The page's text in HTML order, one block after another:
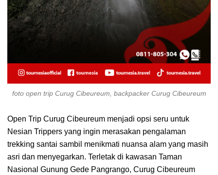
foto open trip Curug Cibeureum, backpacker Curug Cibeureum
Open Trip Curug Cibeureum menjadi opsi seru untuk
Nesian Trippers yang ingin merasakan pengalaman
trekking santai sambil menikmati nuansa alam yang masih
asri dan menyegarkan. Terletak di kawasan Taman
Nasional Gunung Gede Pangrango, Curug Cibeureum